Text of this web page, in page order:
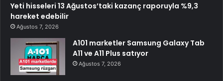
Yeti hisseleri 13 Ağustos’taki kazanç raporuyla %9,3
hareket edebilir
Ağustos 7, 2026
A101 marketler Samsung Galaxy Tab
A11 ve A11 Plus satıyor
Ağustos 7, 2026